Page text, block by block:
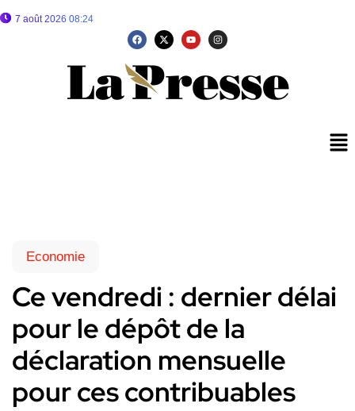
7 août 2026 08:24
Economie
Ce vendredi : dernier délai
pour le dépôt de la
déclaration mensuelle
pour ces contribuables